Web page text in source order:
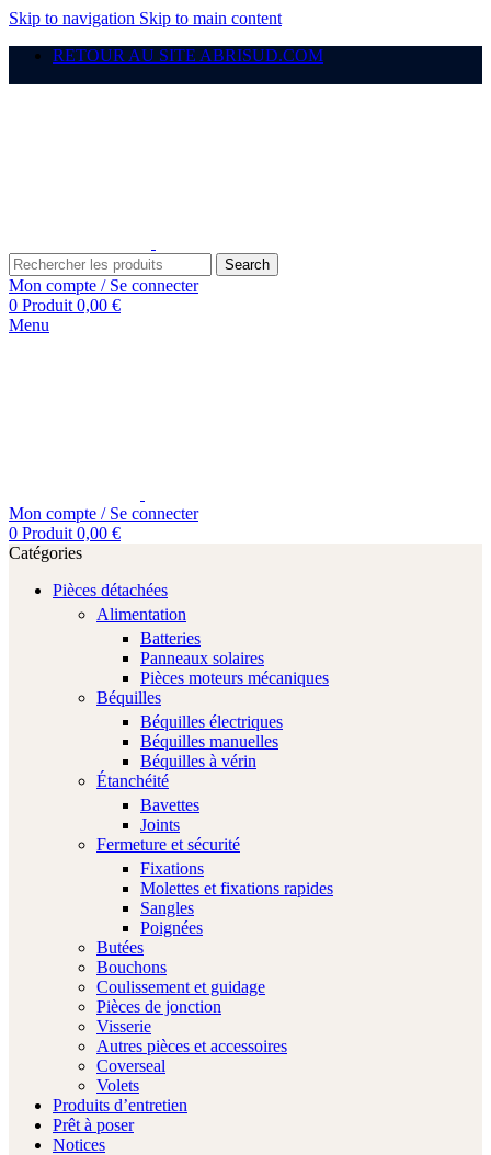
Skip to navigation Skip to main content
RETOUR AU SITE ABRISUD.COM
Search
Mon compte / Se connecter
0 Produit 0,00 €
Menu
Mon compte / Se connecter
0 Produit 0,00 €
Catégories
Pièces détachées
Alimentation
Batteries
Panneaux solaires
Pièces moteurs mécaniques
Béquilles
Béquilles électriques
Béquilles manuelles
Béquilles à vérin
Étanchéité
Bavettes
Joints
Fermeture et sécurité
Fixations
Molettes et fixations rapides
Sangles
Poignées
Butées
Bouchons
Coulissement et guidage
Pièces de jonction
Visserie
Autres pièces et accessoires
Coverseal
Volets
Produits d’entretien
Prêt à poser
Notices